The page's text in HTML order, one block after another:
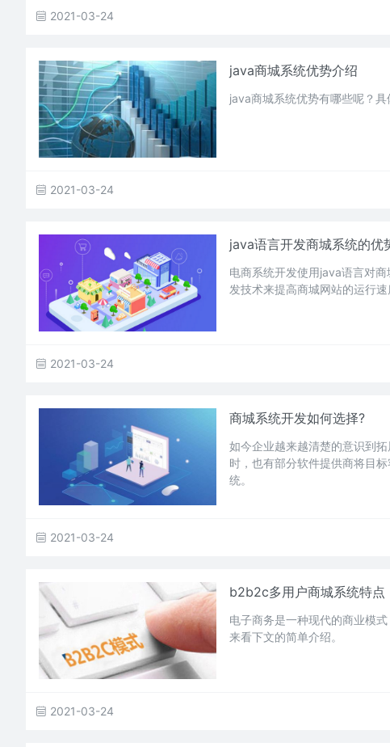
2021-03-24
java商城系统优势介绍
java商城系统优势有哪些呢？具
2021-03-24
java语言开发商城系统的优
电商系统开发使用java语言对
发技术来提高商城网站的运行速
2021-03-24
商城系统开发如何选择?
如今企业越来越清楚的意识到
时，也有部分软件提供商将目
统。
2021-03-24
b2b2c多用户商城系统特点
电子商务是一种现代的商业模
来看下文的简单介绍。
2021-03-24